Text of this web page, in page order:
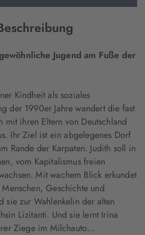
Jugend am Fuße der
Kindheit als soziales
der 1990er Jahre wandert die fast
mit ihren Eltern von Deutschland
Ihr Ziel ist ein abgelegenes Dorf
Rande der Karpaten. Judith soll in
vom Kapitalismus freien
Mit wachem Blick erkundet
Geschichte und
sie zur Wahlenkelin der alten
Lizitanti. Und sie lernt Irina
Ziege im Milchauto…